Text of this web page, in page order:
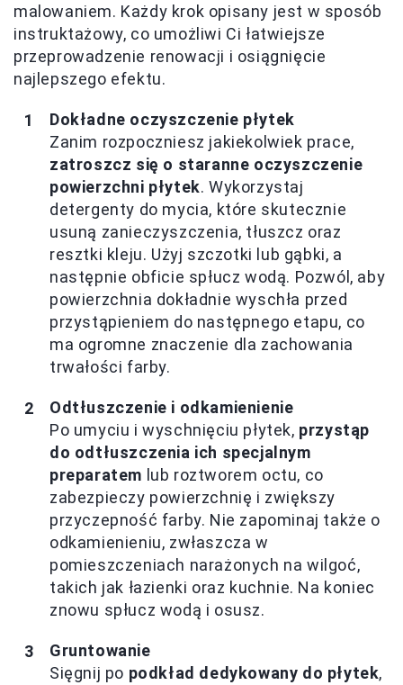
malowaniem. Każdy krok opisany jest w sposób
instruktażowy, co umożliwi Ci łatwiejsze
przeprowadzenie renowacji i osiągnięcie
najlepszego efektu.
Dokładne oczyszczenie płytek
Zanim rozpoczniesz jakiekolwiek prace,
zatroszcz się o staranne oczyszczenie
powierzchni płytek. Wykorzystaj
detergenty do mycia, które skutecznie
usuną zanieczyszczenia, tłuszcz oraz
resztki kleju. Użyj szczotki lub gąbki, a
następnie obficie spłucz wodą. Pozwól, aby
powierzchnia dokładnie wyschła przed
przystąpieniem do następnego etapu, co
ma ogromne znaczenie dla zachowania
trwałości farby.
Odtłuszczenie i odkamienienie
Po umyciu i wyschnięciu płytek, przystąp
do odtłuszczenia ich specjalnym
preparatem lub roztworem octu, co
zabezpieczy powierzchnię i zwiększy
przyczepność farby. Nie zapominaj także o
odkamienieniu, zwłaszcza w
pomieszczeniach narażonych na wilgoć,
takich jak łazienki oraz kuchnie. Na koniec
znowu spłucz wodą i osusz.
Gruntowanie
Sięgnij po podkład dedykowany do płytek,